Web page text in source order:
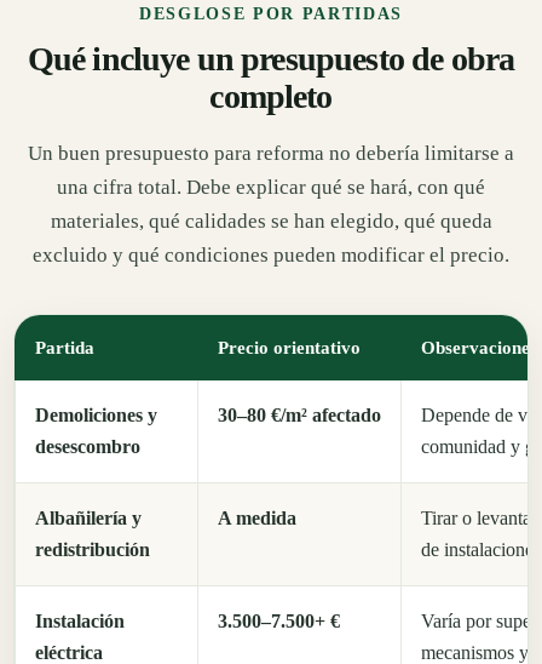
DESGLOSE POR PARTIDAS
Qué incluye un presupuesto de obra
completo
Un buen presupuesto para reforma no debería limitarse a
una cifra total. Debe explicar qué se hará, con qué
materiales, qué calidades se han elegido, qué queda
excluido y qué condiciones pueden modificar el precio.
Partida Precio orientativo
Demoliciones y
desescombro
30–80 €/m² afectado
Depende de
comunidad y
Albañilería y
redistribución
A medida
Tirar o levantar
de
Instalación
eléctrica
3.500–7.500+ €
Varía por
mecanismos y